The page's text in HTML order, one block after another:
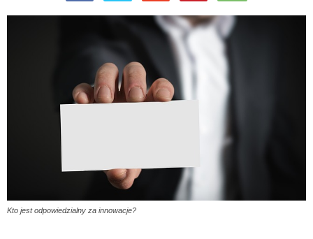
Kto jest odpowiedzialny za innowacje?